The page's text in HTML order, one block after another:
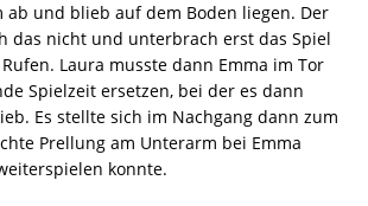
ab und blieb auf dem Boden liegen. Der
das nicht und unterbrach erst das Spiel
Laura musste dann Emma im Tor
Spielzeit ersetzen, bei der es dann
Es stellte sich im Nachgang dann zum
Prellung am Unterarm bei Emma
konnte.